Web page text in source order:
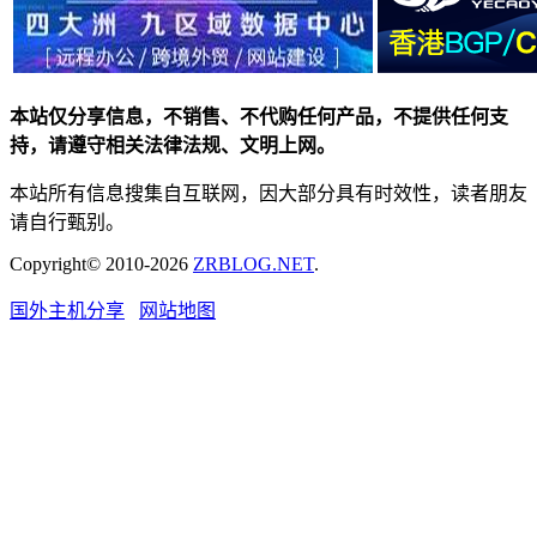
本站仅分享信息，不销售、不代购任何产品，不提供任何支
持，请遵守相关法律法规、文明上网。
本站所有信息搜集自互联网，因大部分具有时效性，读者朋友
请自行甄别。
Copyright© 2010-2026 ZRBLOG.NET.
国外主机分享 网站地图